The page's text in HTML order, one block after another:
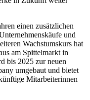
einen zusätzlichen
und
Wachstumskurs hat
am Spittelmarkt in
bis 2025 zur neuen
umgebaut und bietet
Mitarbeiterinnen